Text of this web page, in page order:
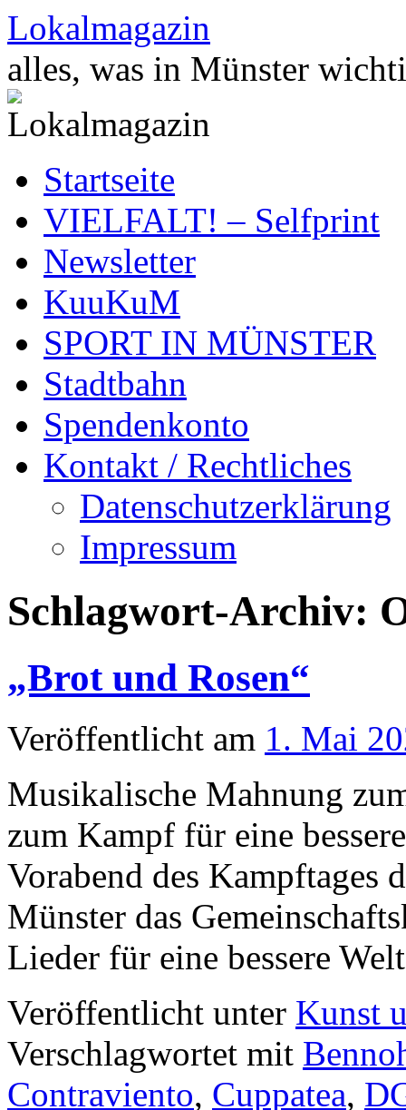
Zum
Inhalt
springen
Lokalmagazin
alles, was in Münster
Startseite
VIELFALT! – Selfprint
Newsletter
KuuKuM
SPORT IN MÜNSTER
Stadtbahn
Spendenkonto
Kontakt / Rechtliches
Datenschutzerklärung
Impressum
Schlagwort-Archiv:
„Brot und Rosen“
Veröffentlicht am 1. Mai
Musikalische Mahnung
zum Kampf für eine
Vorabend des Kampftages
Münster das
Lieder für eine bessere
Veröffentlicht unter Kunst
Verschlagwortet mit
Contraviento, Cuppatea,